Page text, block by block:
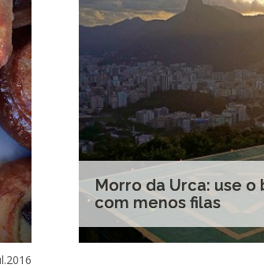
Morro da Urca: use
com menos filas